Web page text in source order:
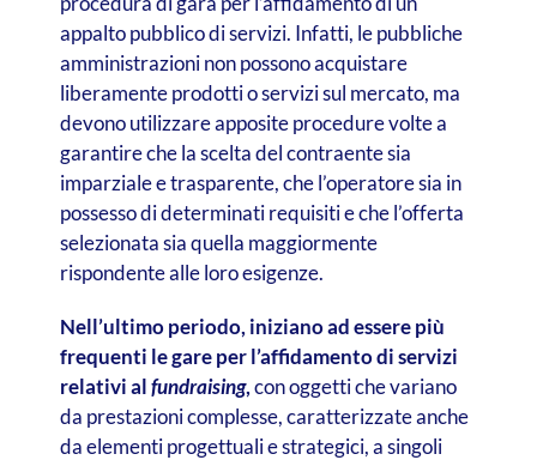
appalto pubblico di servizi. Infatti, le pubbliche
amministrazioni non possono acquistare
liberamente prodotti o servizi sul mercato, ma
devono utilizzare apposite procedure volte a
garantire che la scelta del contraente sia
imparziale e trasparente, che l’operatore sia in
possesso di determinati requisiti e che l’offerta
selezionata sia quella maggiormente
rispondente alle loro esigenze.
Nell’ultimo periodo, iniziano ad essere più
frequenti le gare per l’affidamento di servizi
relativi alfundraising,con oggetti che variano
da prestazioni complesse, caratterizzate anche
da elementi progettuali e strategici, a singoli